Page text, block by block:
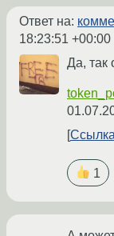
Ответ на:
18:23:51 +00:00
Да, так
Ссылка
1